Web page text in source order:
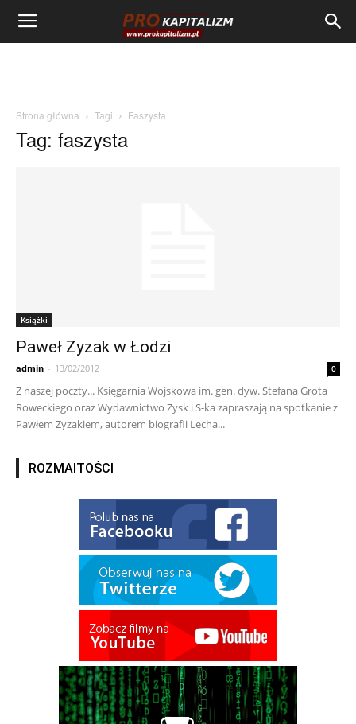
Strona główna Tagi Faszysta
Tag: faszysta
Książki
Paweł Zyzak w Łodzi
admin - 13/02/2012 0
Z naszej poczty... Księgarnia Wojskowa im. gen. dyw. Stefana Grota
Roweckiego oraz Wydawnictwo Zysk i S-ka zapraszają na spotkanie z
Pawłem Zyzakiem, autorem biografii Lecha...
ROZMAITOŚCI